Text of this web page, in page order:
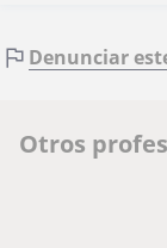
Denunciar
Otros